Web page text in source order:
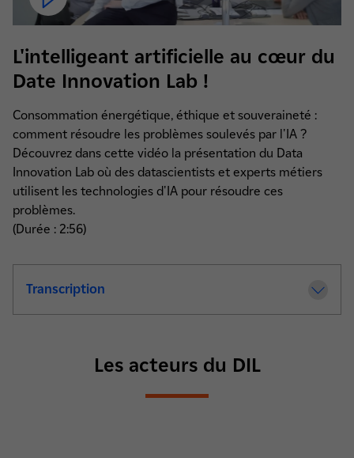
L'intelligeant artificielle au cœur du
Date Innovation Lab !
Consommation énergétique, éthique et souveraineté :
comment résoudre les problèmes soulevés par l'IA ?
Découvrez dans cette vidéo la présentation du Data
Innovation Lab où des datascientists et experts métiers
utilisent les technologies d'IA pour résoudre ces
problèmes.
(Durée : 2:56)
Transcription de la video L'intelligeant artificielle au
Les acteurs du DIL